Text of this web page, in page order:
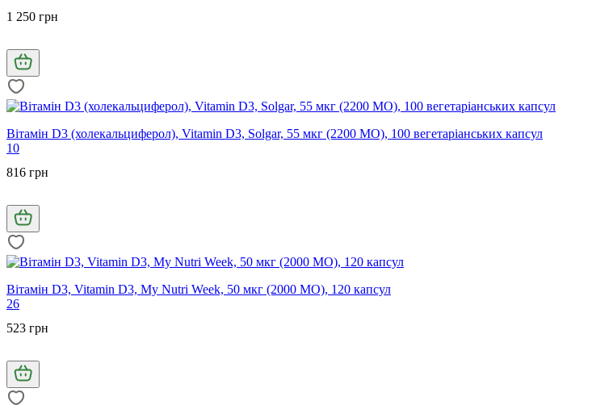
1 250 грн
Вітамін D3 (холекальциферол), Vitamin D3, Solgar, 55 мкг (2200 МО), 100 вегетаріанських капсул
10
816 грн
Вітамін D3, Vitamin D3, My Nutri Week, 50 мкг (2000 МО), 120 капсул
26
523 грн